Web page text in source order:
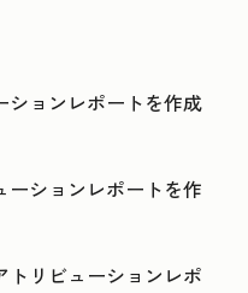
ションレポートを作成
ーションレポートを作
トリビューションレポ